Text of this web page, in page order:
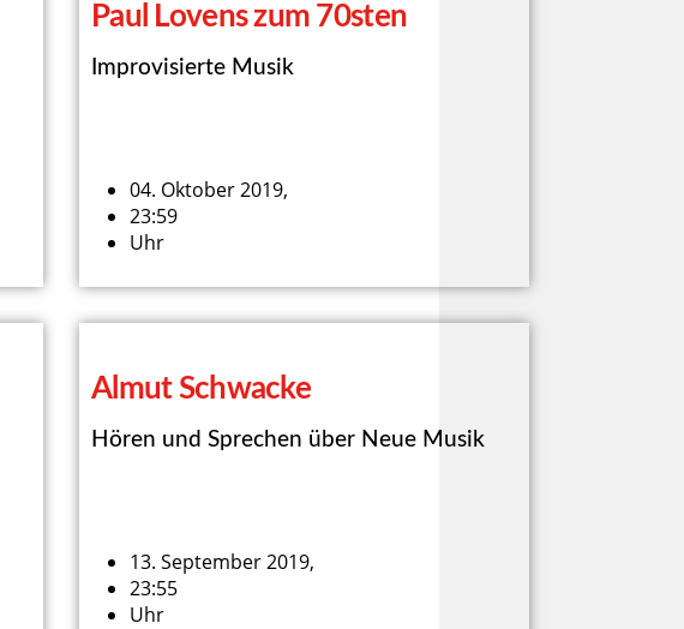
Paul Lovens zum 70sten
Improvisierte Musik
04. Oktober 2019,
23:59
Uhr
Almut Schwacke
Hören und Sprechen über Neue Musik
13. September 2019,
23:55
Uhr